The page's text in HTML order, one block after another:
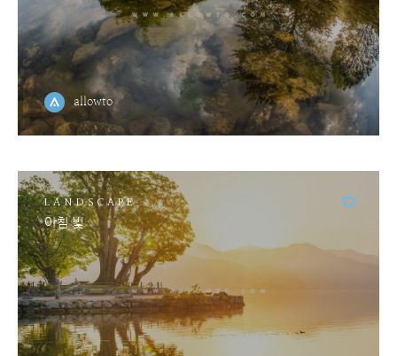
allowto
LANDSCAPE
아침 빛